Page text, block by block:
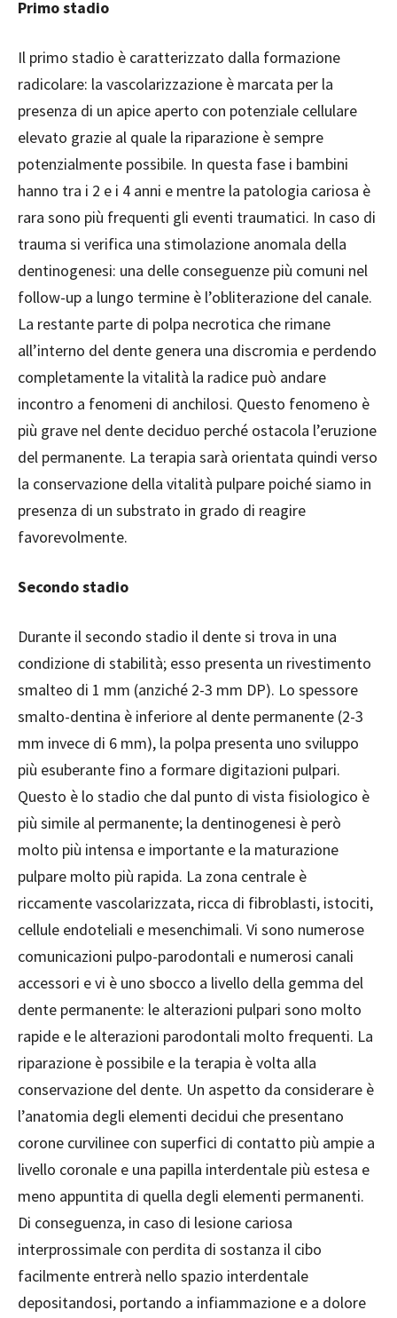
Primo stadio
Il primo stadio è caratterizzato dalla formazione
radicolare: la vascolarizzazione è marcata per la
presenza di un apice aperto con potenziale cellulare
elevato grazie al quale la riparazione è sempre
potenzialmente possibile. In questa fase i bambini
hanno tra i 2 e i 4 anni e mentre la patologia cariosa è
rara sono più frequenti gli eventi traumatici. In caso di
trauma si verifica una stimolazione anomala della
dentinogenesi: una delle conseguenze più comuni nel
follow-up a lungo termine è l’obliterazione del canale.
La restante parte di polpa necrotica che rimane
all’interno del dente genera una discromia e perdendo
completamente la vitalità la radice può andare
incontro a fenomeni di anchilosi. Questo fenomeno è
più grave nel dente deciduo perché ostacola l’eruzione
del permanente. La terapia sarà orientata quindi verso
la conservazione della vitalità pulpare poiché siamo in
presenza di un substrato in grado di reagire
favorevolmente.
Secondo stadio
Durante il secondo stadio il dente si trova in una
condizione di stabilità; esso presenta un rivestimento
smalteo di 1 mm (anziché 2-3 mm DP). Lo spessore
smalto-dentina è inferiore al dente permanente (2-3
mm invece di 6 mm), la polpa presenta uno sviluppo
più esuberante fino a formare digitazioni pulpari.
Questo è lo stadio che dal punto di vista fisiologico è
più simile al permanente; la dentinogenesi è però
molto più intensa e importante e la maturazione
pulpare molto più rapida. La zona centrale è
riccamente vascolarizzata, ricca di fibroblasti, istociti,
cellule endoteliali e mesenchimali. Vi sono numerose
comunicazioni pulpo-parodontali e numerosi canali
accessori e vi è uno sbocco a livello della gemma del
dente permanente: le alterazioni pulpari sono molto
rapide e le alterazioni parodontali molto frequenti. La
riparazione è possibile e la terapia è volta alla
conservazione del dente. Un aspetto da considerare è
l’anatomia degli elementi decidui che presentano
corone curvilinee con superfici di contatto più ampie a
livello coronale e una papilla interdentale più estesa e
meno appuntita di quella degli elementi permanenti.
Di conseguenza, in caso di lesione cariosa
interprossimale con perdita di sostanza il cibo
facilmente entrerà nello spazio interdentale
depositandosi, portando a infiammazione e a dolore